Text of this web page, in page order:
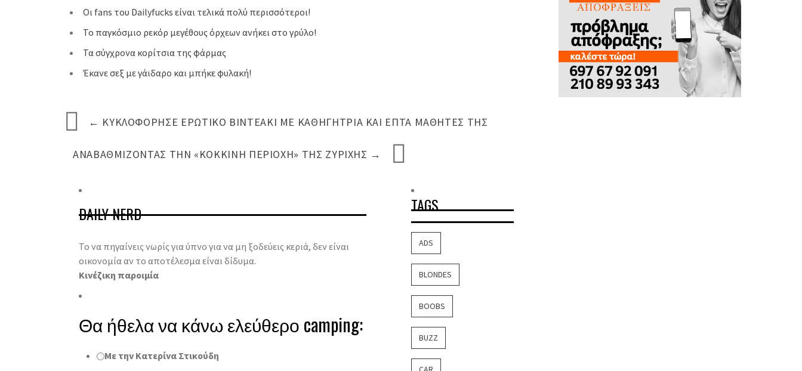
Οι fans του Dailyfucks είναι τελικά πολύ περισσότεροι!
Το παγκόσμιο ρεκόρ μεγέθους όρχεων ανήκει στο γρύλο!
Τα σύγχρονα κορίτσια της φάρμας
Έκανε σεξ με γάιδαρο και μπήκε φυλακή!
← ΚΥΚΛΟΦΌΡΗΣΕ ΕΡΩΤΙΚΌ ΒΙΝΤΕΆΚΙ ΜΕ ΚΑΘΗΓΉΤΡΙΑ ΚΑΙ ΕΠΤΆ ΜΑΘΗΤΈΣ ΤΗΣ
ΑΝΑΒΑΘΜΊΖΟΝΤΑΣ ΤΗΝ «ΚΌΚΚΙΝΗ ΠΕΡΙΟΧΉ» ΤΗΣ ΖΥΡΊΧΗΣ →
DAILY NERD
Το να πηγαίνεις νωρίς για ύπνο για να μη ξοδεύεις κεριά, δεν είναι
οικονομία αν το αποτέλεσμα είναι δίδυμα.
Κινέζικη παροιμία
Θα ήθελα να κάνω ελεύθερο camping:
Με την Κατερίνα Στικούδη
TAGS
ADS
BLONDES
BOOBS
BUZZ